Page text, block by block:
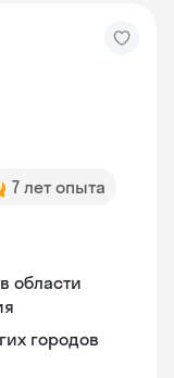
7 лет опыта
области
городов